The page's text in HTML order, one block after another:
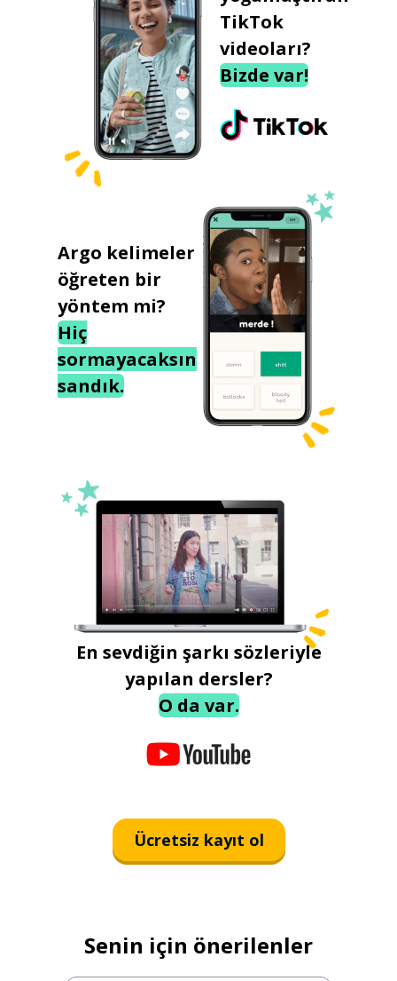
TikTok
videoları?
Bizde var!
Argo kelimeler
öğreten bir
yöntem mi?
Hiç
sormayacaksın
sandık.
En sevdiğin şarkı sözleriyle
yapılan dersler?
O da var.
Ücretsiz kayıt ol
Senin için önerilenler